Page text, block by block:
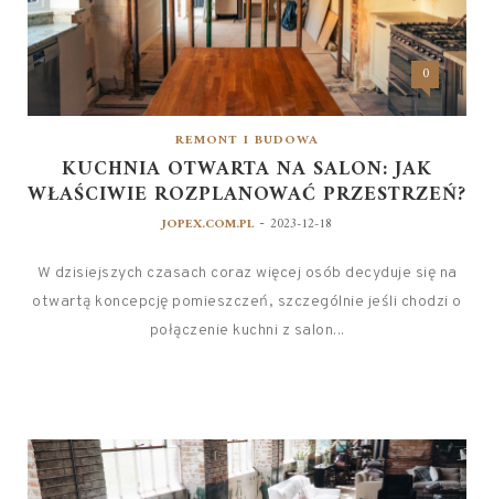
0
REMONT I BUDOWA
KUCHNIA OTWARTA NA SALON: JAK
WŁAŚCIWIE ROZPLANOWAĆ PRZESTRZEŃ?
JOPEX.COM.PL - 2023-12-18
W dzisiejszych czasach coraz więcej osób decyduje się na
otwartą koncepcję pomieszczeń, szczególnie jeśli chodzi o
połączenie kuchni z salon...